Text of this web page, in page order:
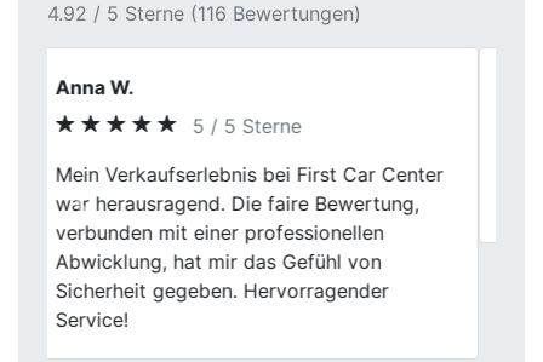
4.92 / 5 Sterne (116 Bewertungen)
Heinz
5 / 5 Sterne
Vielen lieben Dank, für die nette Beratung,
sind sehr zufrieden.